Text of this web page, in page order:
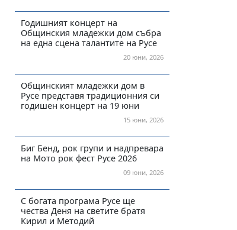
Годишният концерт на
Общинския младежки дом събра
на една сцена талантите на Русе
20 юни, 2026
Общинският младежки дом в
Русе представя традиционния си
годишен концерт на 19 юни
15 юни, 2026
Биг Бенд, рок групи и надпревара
на Мото рок фест Русе 2026
09 юни, 2026
С богата програма Русе ще
чества Деня на светите братя
Кирил и Методий